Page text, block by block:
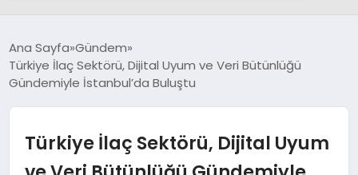
SPOR
Ana Sayfa Gündem
Türkiye İlaç Sektörü, Dijital Uyum ve Veri Bütünlüğü
Gündemiyle İstanbul’da Buluştu
Türkiye İlaç Sektörü, Dijital Uyum